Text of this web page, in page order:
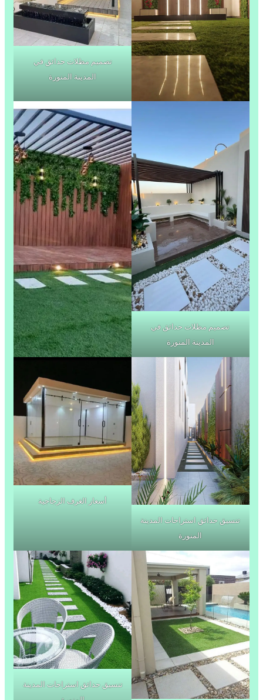
تصميم مظلات حدائق في
المدينة المنورة
تصميم مظلات حدائق في
المدينة المنورة
تنسيق حدائق استراحات المدينة
المنورة
أسعار الغرف الزجاجية
تنسيق حدائق استراحات المدينة